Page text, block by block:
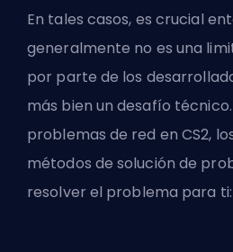
En tales casos, es crucial
generalmente no es una
por parte de los
más bien un desafío
problemas de red en CS2,
métodos de solución de
resolver el problema para ti: